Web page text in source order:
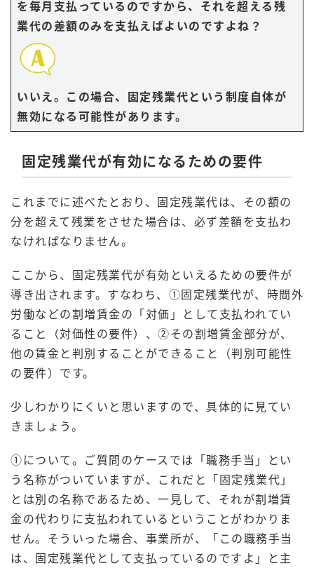
を毎月支払っているのですから、それを超える残
業代の差額のみを支払えばよいのですよね？
いいえ。この場合、固定残業代という制度自体が
無効になる可能性があります。
固定残業代が有効になるための要件
これまでに述べたとおり、固定残業代は、その額の
分を超えて残業をさせた場合は、必ず差額を支払わ
なければなりません。
ここから、固定残業代が有効といえるための要件が
導き出されます。すなわち、①固定残業代が、時間外
労働などの割増賃金の「対価」として支払われてい
ること（対価性の要件）、②その割増賃金部分が、
他の賃金と判別することができること（判別可能性
の要件）です。
少しわかりにくいと思いますので、具体的に見てい
きましょう。
①について。ご質問のケースでは「職務手当」とい
う名称がついていますが、これだと「固定残業代」
とは別の名称であるため、一見して、それが割増賃
金の代わりに支払われているということがわかりま
せん。そういった場合、事業所が、「この職務手当
は、固定残業代として支払っているのですよ」と主